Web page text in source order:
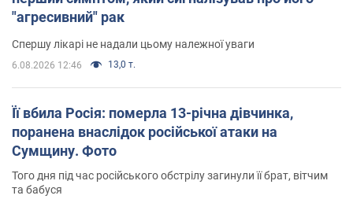
"агресивний" рак
Спершу лікарі не надали цьому належної уваги
6.08.2026 12:46 13,0 т.
Її вбила Росія: померла 13-річна дівчинка,
поранена внаслідок російської атаки на
Сумщину. Фото
Того дня під час російського обстрілу загинули її брат, вітчим
та бабуся